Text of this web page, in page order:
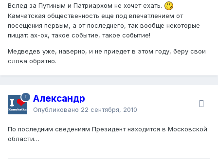
Вслед за Путиным и Патриархом не хочет ехать.
Камчатская общественность еще под впечатлением от
посещения первым, а от последнего, так вообще некоторые
пищат: ах-ох, такое событие, такое событие!
Медведев уже, наверно, и не приедет в этом году, беру свои
слова обратно.
Александр
Опубликовано 22 сентября, 2010
По последним сведениям Президент находится в Московской
области…